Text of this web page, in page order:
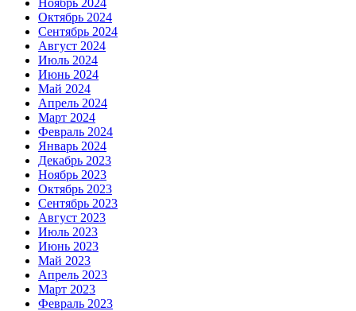
Октябрь 2024
Сентябрь 2024
Август 2024
Июль 2024
Июнь 2024
Май 2024
Апрель 2024
Март 2024
Февраль 2024
Январь 2024
Декабрь 2023
Ноябрь 2023
Октябрь 2023
Сентябрь 2023
Август 2023
Июль 2023
Июнь 2023
Май 2023
Апрель 2023
Март 2023
Февраль 2023